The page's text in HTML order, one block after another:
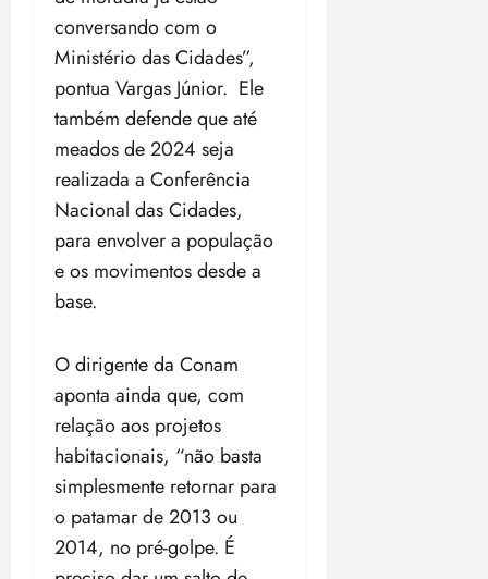
conversando com o
Ministério das Cidades”,
pontua Vargas Júnior. Ele
também defende que até
meados de 2024 seja
realizada a Conferência
Nacional das Cidades,
para envolver a população
e os movimentos desde a
base.
O dirigente da Conam
aponta ainda que, com
relação aos projetos
habitacionais, “não basta
simplesmente retornar para
o patamar de 2013 ou
2014, no pré-golpe. É